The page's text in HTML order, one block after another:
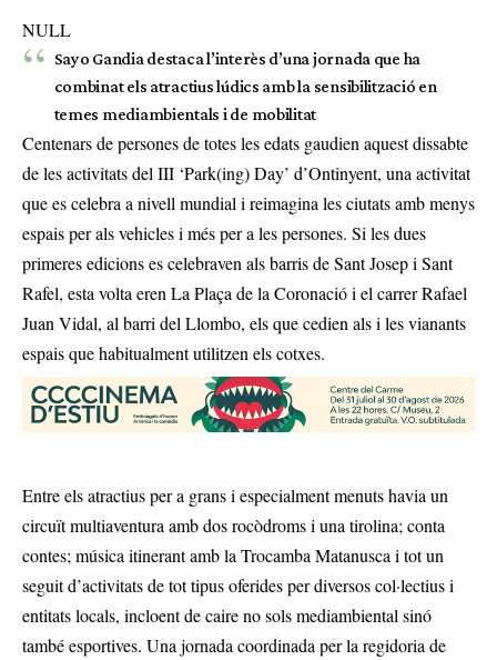
NULL
Sayo Gandia destaca l’interès d’una jornada que ha
combinat els atractius lúdics amb la sensibilització en
temes mediambientals i de mobilitat
Centenars de persones de totes les edats gaudien aquest dissabte
de les activitats del III ‘Park(ing) Day’ d’Ontinyent, una activitat
que es celebra a nivell mundial i reimagina les ciutats amb menys
espais per als vehicles i més per a les persones. Si les dues
primeres edicions es celebraven als barris de Sant Josep i Sant
Rafel, esta volta eren La Plaça de la Coronació i el carrer Rafael
Juan Vidal, al barri del Llombo, els que cedien als i les vianants
espais que habitualment utilitzen els cotxes.
Entre els atractius per a grans i especialment menuts havia un
circuït multiaventura amb dos rocòdroms i una tirolina; conta
contes; música itinerant amb la Trocamba Matanusca i tot un
seguit d’activitats de tot tipus oferides per diversos col·lectius i
entitats locals, incloent de caire no sols mediambiental sinó
també esportives. Una jornada coordinada per la regidoria de